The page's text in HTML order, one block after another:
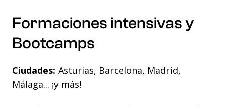
Formaciones intensivas y
Bootcamps
Ciudades: Asturias, Barcelona, Madrid,
Málaga... ¡y más!